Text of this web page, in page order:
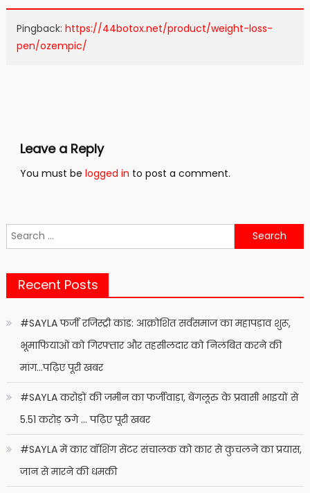
Pingback: https://44botox.net/product/weight-loss-
pen/ozempic/
Leave a Reply
You must be logged in to post a comment.
Search
for:
Recent Posts
#SAYLA फर्जी रजिस्ट्री कांड: आक्रोशित सर्वसमाज का महापड़ाव शुरू,
भूमाफियाओं को गिरफ्तार और तहसीलदार को निलंबित करने की
मांग…पढ़िए पूरी खबर
#SAYLA करोड़ों की जमीन का फर्जीवाड़ा, बेंगलूरु के प्रवासी भाइयों से
5.51 करोड़ ठगे … पढ़िए पूरी खबर
#SAYLA में कार वॉशिंग सेंटर संचालक को कार से कुचलने का प्रयास,
जान से मारने की धमकी